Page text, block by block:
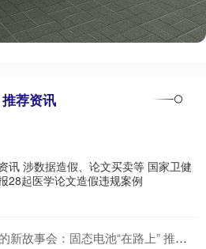
推荐资讯
讯 涉数据造假、论文买卖等 国家卫健
28起医学论文造假违规案例
会：固态电池“在路上” 推出第二代换电站